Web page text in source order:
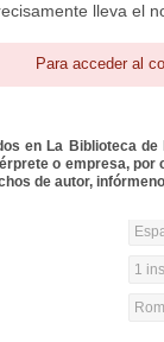
lleva el
Para acceder al
en La Biblioteca
o empresa,
de autor,
1